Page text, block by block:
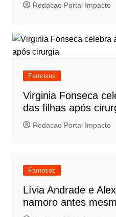
Redacao Portal Impacto
Famosos
Virginia Fonseca
das filhas após
Redacao Portal Impacto
Famosos
Lívia Andrade e
namoro antes